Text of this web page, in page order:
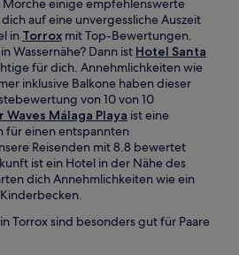
Morche einige empfehlenswerte
auf eine unvergessliche Auszeit
in Torrox mit Top-Bewertungen.
Wassernähe? Dann ist Hotel Santa
für dich. Annehmlichkeiten wie
inklusive Balkone haben dieser
von 10 von 10
Waves Málaga Playa ist eine
für einen entspannten
Reisenden mit 8.8 bewertet
ist ein Hotel in der Nähe des
dich Annehmlichkeiten wie ein
Torrox sind besonders gut für Paare